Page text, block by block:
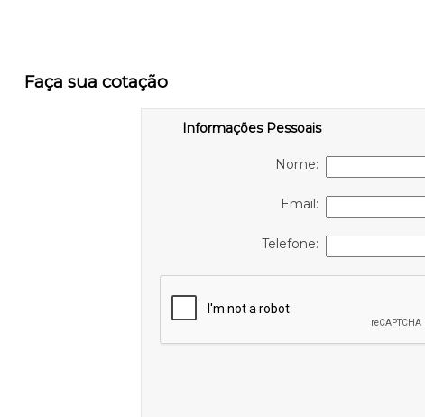
Faça sua cotação
Informações Pessoais
Nome:
Email:
Telefone: